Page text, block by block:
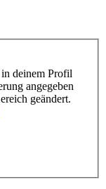
deinem Profil
angegeben
geändert.